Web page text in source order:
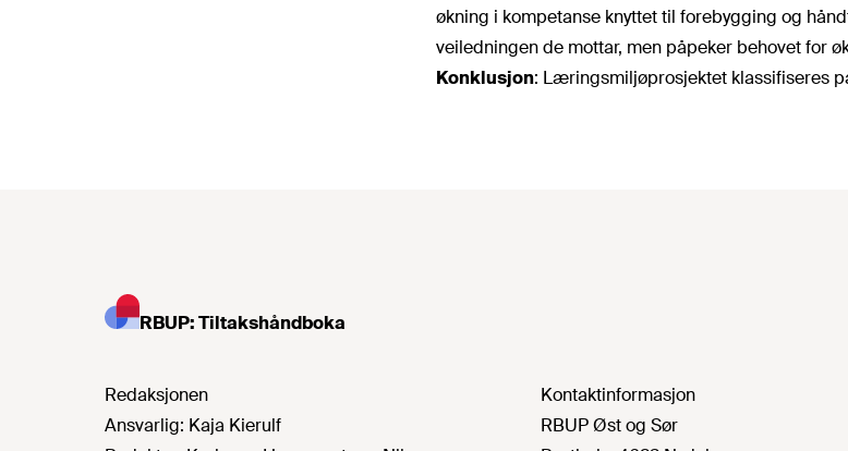
økning i kompetanse knyttet til forebygging og
veiledningen de mottar, men påpeker behovet for
Konklusjon: Læringsmiljøprosjektet klassifiseres
RBUP: Tiltakshåndboka
Redaksjonen
Ansvarlig: Kaja Kierulf
Kontaktinformasjon
RBUP Øst og Sør